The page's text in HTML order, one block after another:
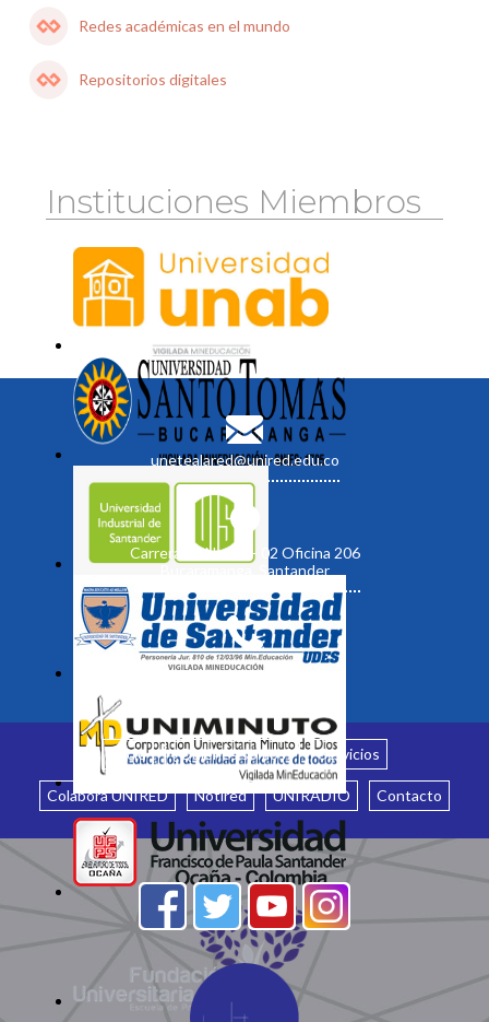
Redes académicas en el mundo
Repositorios digitales
Instituciones Miembros
unetealared@unired.edu.co
Carrera 19 No. 35 - 02 Oficina 206
Bucaramanga, Santander
Inicio ¿Quiénes somos? Servicios
Colabora UNIRED Notired UNIRADIO Contacto